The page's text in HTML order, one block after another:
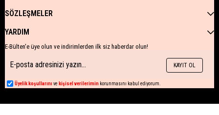
SÖZLEŞMELER
YARDIM
E-Bülten'e üye olun ve indirimlerden ilk siz haberdar olun!
KAYIT OL
Üyelik koşullarını ve kişisel verilerimin korunmasını kabul ediyorum.